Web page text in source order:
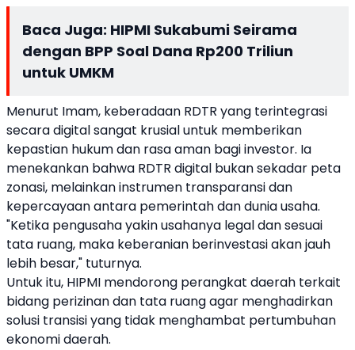
Baca Juga: HIPMI Sukabumi Seirama
dengan BPP Soal Dana Rp200 Triliun
untuk UMKM
Menurut Imam, keberadaan RDTR yang terintegrasi
secara digital sangat krusial untuk memberikan
kepastian hukum dan rasa aman bagi investor. Ia
menekankan bahwa RDTR digital bukan sekadar peta
zonasi, melainkan instrumen transparansi dan
kepercayaan antara pemerintah dan dunia usaha.
"Ketika pengusaha yakin usahanya legal dan sesuai
tata ruang, maka keberanian berinvestasi akan jauh
lebih besar," tuturnya.
Untuk itu, HIPMI mendorong perangkat daerah terkait
bidang perizinan dan tata ruang agar menghadirkan
solusi transisi yang tidak menghambat pertumbuhan
ekonomi daerah.